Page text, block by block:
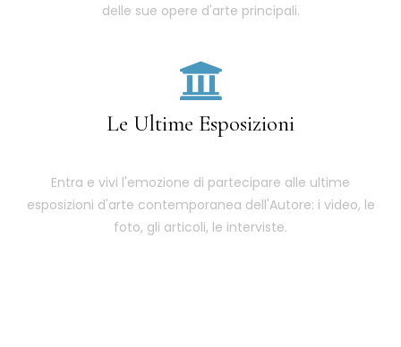
delle sue opere d'arte principali.
Le Ultime Esposizioni
Entra e vivi l'emozione di partecipare alle ultime
esposizioni d'arte contemporanea dell'Autore: i video, le
foto, gli articoli, le interviste.